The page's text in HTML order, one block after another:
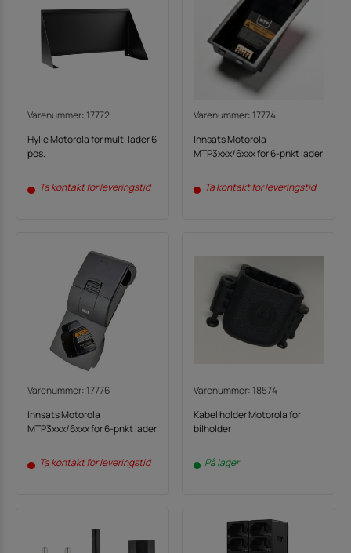
Varenummer: 17772
Hylle Motorola for multi lader 6
pos.
Ta kontakt for leveringstid
Varenummer: 17774
Innsats Motorola
MTP3xxx/6xxx for 6-pnkt lader
Ta kontakt for leveringstid
Varenummer: 17776
Innsats Motorola
MTP3xxx/6xxx for 6-pnkt lader
Ta kontakt for leveringstid
Varenummer: 18574
Kabel holder Motorola for
bilholder
På lager